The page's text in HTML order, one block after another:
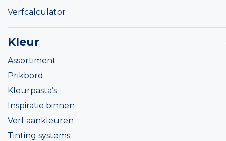
Verfcalculator
Kleur
Assortiment
Prikbord
Kleurpasta’s
Inspiratie binnen
Verf aankleuren
Tinting systems